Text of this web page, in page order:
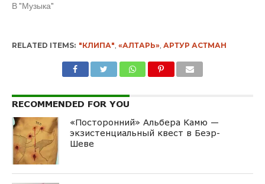
В "Музыка"
RELATED ITEMS: "КЛИПА", «АЛТАРЬ», АРТУР АСТМАН
RECOMMENDED FOR YOU
«Посторонний» Альбера Камю —
экзистенциальный квест в Беэр-
Шеве